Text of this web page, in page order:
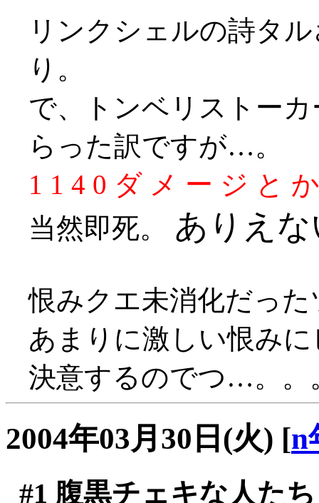
リンクシェルの詩タ
り。
で、トンベリストー
らった訳ですが…。
1 1 4 0 ダ メ ー ジ と
当然即死。 ありえな
恨みクエ未消化だっ
あまりに激しい恨み
決意するのでつ…。。
2004年03月30日(火) [n
#1 腹黒チェキな人たち